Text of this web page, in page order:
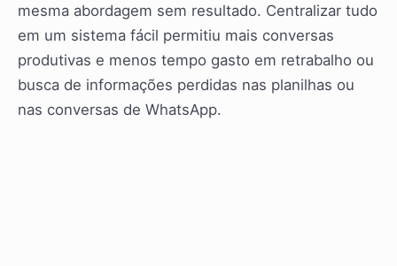
mesma abordagem sem resultado. Centralizar tudo
em um sistema fácil permitiu mais conversas
produtivas e menos tempo gasto em retrabalho ou
busca de informações perdidas nas planilhas ou
nas conversas de WhatsApp.